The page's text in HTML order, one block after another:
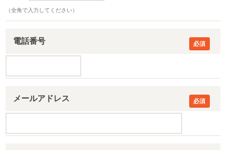
（全角で入力してください）
電話番号
メールアドレス